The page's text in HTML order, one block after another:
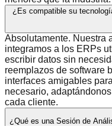
¿Es compatible su
Absolutamente. Nuestra
integramos a los ERPs
escribir datos sin
reemplazos de software
interfaces amigables
necesario,
cada cliente.
¿Qué es una Sesión de